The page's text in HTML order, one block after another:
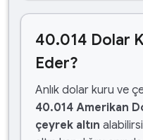
40.014 Dolar
Eder?
Anlık dolar kuru ve
40.014 Amerikan
çeyrek altın